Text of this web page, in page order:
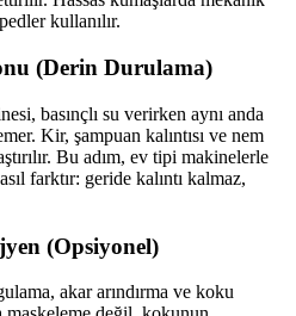
kullanılır.
(Derin Durulama)
basınçlı su verirken aynı anda
Kir, şampuan kalıntısı ve nem
Bu adım, ev tipi makinelerle
farktır: geride kalıntı kalmaz,
(Opsiyonel)
akar arındırma ve koku